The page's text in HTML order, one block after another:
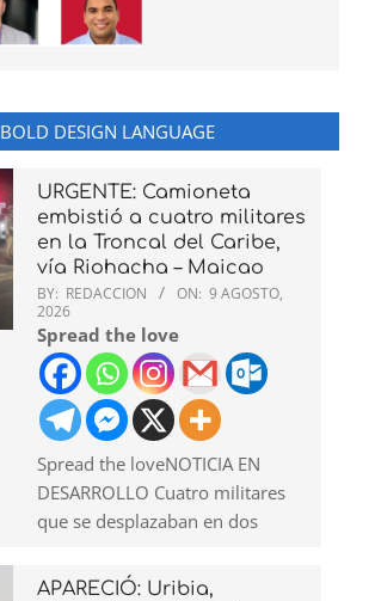
BOLD DESIGN LANGUAGE
URGENTE: Camioneta
embistió a cuatro militares
en la Troncal del Caribe,
vía Riohacha – Maicao
BY: REDACCION ON: 9 AGOSTO,
2026
Spread the love
Spread the loveNOTICIA EN
DESARROLLO Cuatro militares
que se desplazaban en dos
APARECIÓ: Uribia,